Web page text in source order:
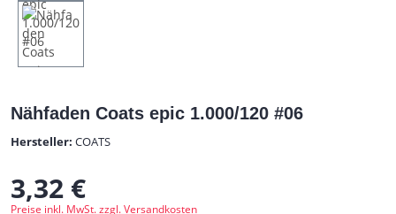
Nähfaden Coats epic 1.000/120 #06
Hersteller: COATS
Regulärer Preis:
3,32 €
Preise inkl. MwSt. zzgl. Versandkosten